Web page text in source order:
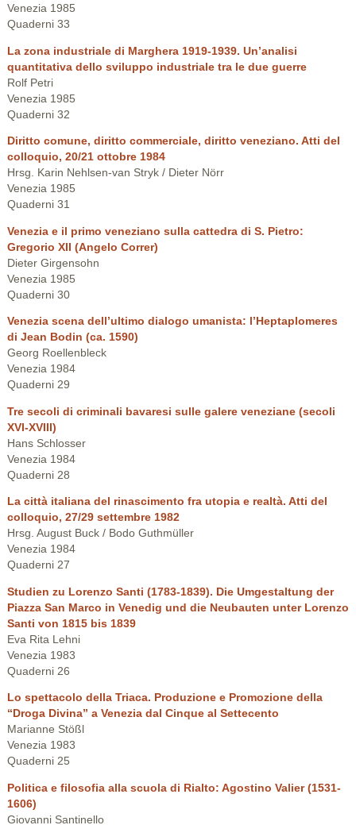
Venezia 1985
Quaderni 33
La zona industriale di Marghera 1919-1939. Un’analisi
quantitativa dello sviluppo industriale tra le due guerre
Rolf Petri
Venezia 1985
Quaderni 32
Diritto comune, diritto commerciale, diritto veneziano. Atti del
colloquio, 20/21 ottobre 1984
Hrsg. Karin Nehlsen-van Stryk / Dieter Nörr
Venezia 1985
Quaderni 31
Venezia e il primo veneziano sulla cattedra di S. Pietro:
Gregorio XII (Angelo Correr)
Dieter Girgensohn
Venezia 1985
Quaderni 30
Venezia scena dell’ultimo dialogo umanista: l’Heptaplomeres
di Jean Bodin (ca. 1590)
Georg Roellenbleck
Venezia 1984
Quaderni 29
Tre secoli di criminali bavaresi sulle galere veneziane (secoli
XVI-XVIII)
Hans Schlosser
Venezia 1984
Quaderni 28
La città italiana del rinascimento fra utopia e realtà. Atti del
colloquio, 27/29 settembre 1982
Hrsg. August Buck / Bodo Guthmüller
Venezia 1984
Quaderni 27
Studien zu Lorenzo Santi (1783-1839). Die Umgestaltung der
Piazza San Marco in Venedig und die Neubauten unter Lorenzo
Santi von 1815 bis 1839
Eva Rita Lehni
Venezia 1983
Quaderni 26
Lo spettacolo della Triaca. Produzione e Promozione della
“Droga Divina” a Venezia dal Cinque al Settecento
Marianne Stößl
Venezia 1983
Quaderni 25
Politica e filosofia alla scuola di Rialto: Agostino Valier (1531-
1606)
Giovanni Santinello